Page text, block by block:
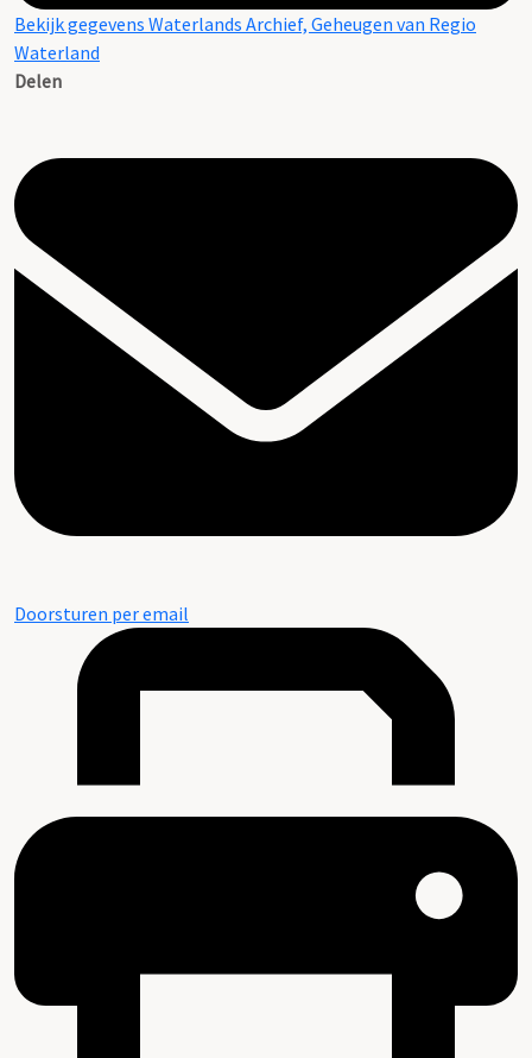
Bekijk gegevens Waterlands Archief, Geheugen van Regio
Waterland
Delen
Doorsturen per email